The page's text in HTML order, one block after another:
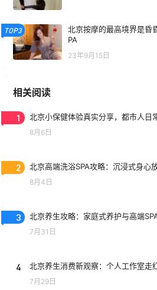
TOP3
北京按摩的最高境界是
PA
23年9月15日
相关阅读
1 北京小保健体验真实分享，都市人日
8月6日
2 北京高端洗浴SPA攻略：沉浸式身心
8月4日
3 北京养生攻略：家庭式养护与高端
7月31日
4 北京养生消费新观察：个人工作室走
7月29日